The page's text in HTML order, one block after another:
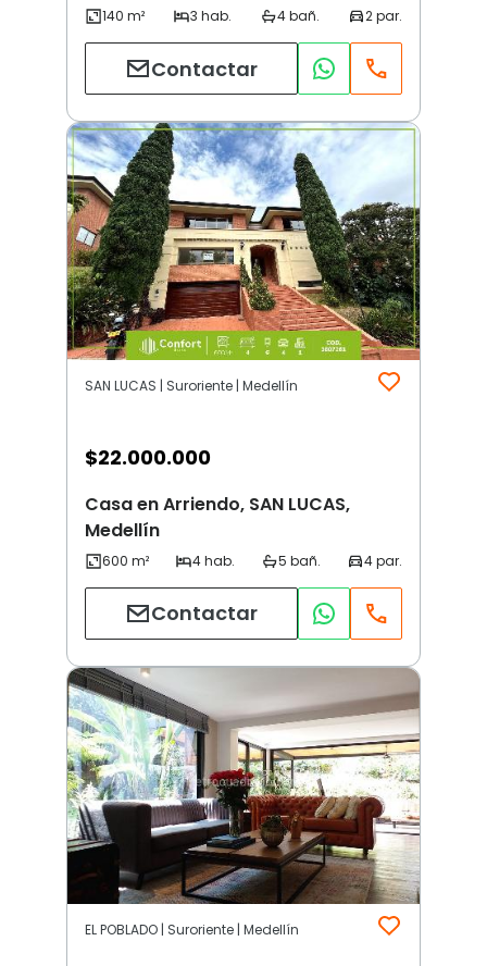
Contactar
SAN LUCAS | Suroriente | Medellín
$22.000.000
Casa en Arriendo, SAN LUCAS,
Medellín
Contactar
EL POBLADO | Suroriente | Medellín